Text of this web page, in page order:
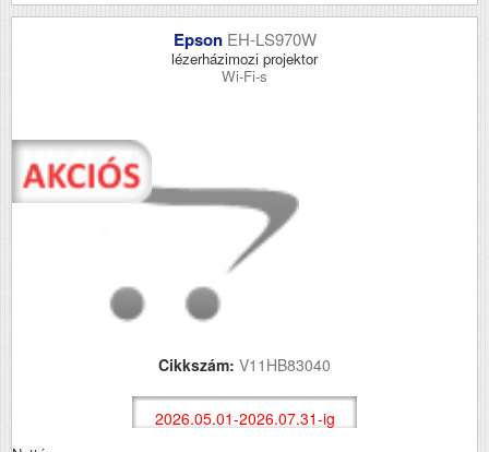
Epson EH-LS970W
lézerházimozi projektor
Wi-Fi-s
Cikkszám: V11HB83040
2026.05.01-2026.07.31-ig